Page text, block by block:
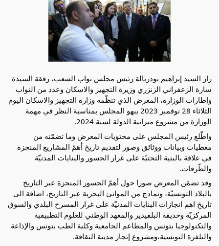
زار السيد إبراهيم بودربالة رئيس مجلس نواب الشعب، رفقة السيدة
سارة الزعفراني الزنزري وزيرة التجهيز والاسكان وعدد من النواب
وإطارات الوزارة، المعرض الذي تنظّمه وزارة التجهيز والاسكان اليوم
الثلاثاء 28 نوفمبر 2023 ببهو المجلس بمناسبة النظر في مهمة
الوزارة من مشروع ميزانية الدولة لسنة 2024.
واطّلع رئيس المجلس على محتويات المعرض وما تضمّنه من
معطيات وبيانات ووثائق وصور لتقديم تاريخ أهمّ المشاريع المنجزة
في علاقة بالبنية التحتيّة على غرار الجسور والبنايات المدنيّة
والطّرقات.
وقد تضمّن المعرض صورا حول أهمّ الجسور المنجزة عبر التاريخ
بالبلاد التونسيّة، ونماذج من الموانئ البحرية عبر التاريخ، اضافة الى
تاريخ اهم انجازات البنايات المدنيّة على غرار المسرح البلدي والسوق
المركزيّة وحديقة البلفيدير والمعهد الوطني للعلوم التطبيقية
والتكنولوجيا بتونس والمطاعم الجامعية وكلية الطب بتونس والإذاعة
والتلفزة التونسية،ومشروع إنجاز مدينة الثقافة.